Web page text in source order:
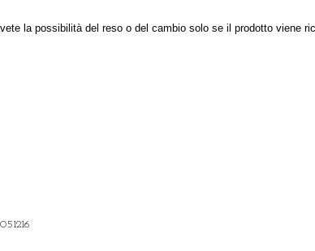
la possibilità del reso o del cambio solo se il prodotto viene